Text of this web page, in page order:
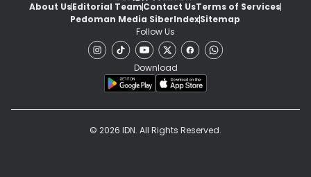
About UsEditorial TeamContact UsTerms of Services
Pedoman Media SiberIndexSitemap
Follow Us
Download
© 2026 IDN. All Rights Reserved.